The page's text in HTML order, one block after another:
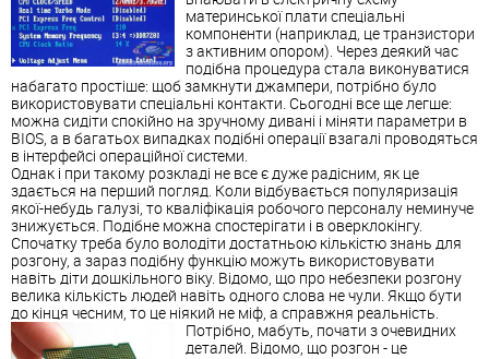
материнської плати спеціальні
компоненти (наприклад, це транзистори
з активним опором). Через деякий час
подібна процедура стала виконуватися
набагато простіше: щоб замкнути джампери, потрібно було
використовувати спеціальні контакти. Сьогодні все ще легше:
можна сидіти спокійно на зручному дивані і міняти параметри в
BIOS, а в багатьох випадках подібні операції взагалі проводяться
в інтерфейсі операційної системи.
Однак і при такому розкладі не все є дуже радісним, як це
здається на перший погляд. Коли відбувається популяризація
якої-небудь галузі, то кваліфікація робочого персоналу неминуче
знижується. Подібне можна спостерігати і в оверклокінгу.
Спочатку треба було володіти достатньою кількістю знань для
розгону, а зараз подібну функцію можуть використовувати
навіть діти дошкільного віку. Відомо, що про небезпеки розгону
велика кількість людей навіть одного слова не чули. Якщо бути
до кінця чесним, то це ніякий не міф, а справжня реальність.
Потрібно, мабуть, почати з очевидних
деталей. Відомо, що розгон - це